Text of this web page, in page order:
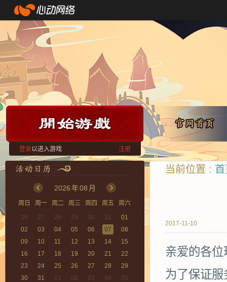
登录以进入游戏 注册
2026年08 月
周日 周一 周二 周三 周四 周五
周六
26
27 28 29 30 31
01
02
03 04 05 06 07
08
09
10 11 12 13 14
15
16
17 18 19 20 21
22
23
24 25 26 27 28
29
30
31 01 02 03 04 05
当前位置 :
2017-11-10
亲爱的各位
为了保证